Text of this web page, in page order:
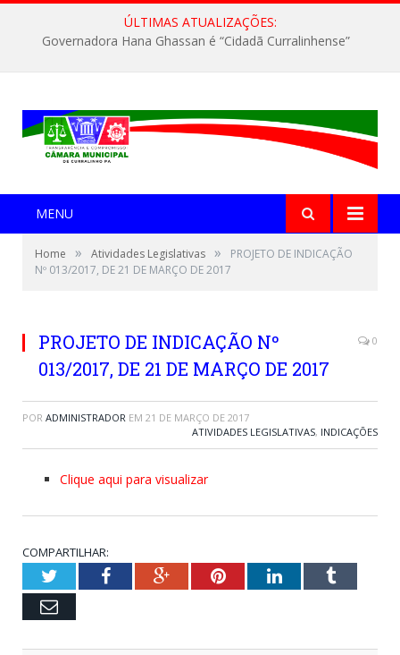
ÚLTIMAS ATUALIZAÇÕES:
Governadora Hana Ghassan é “Cidadã Curralinhense”
MENU
Home » Atividades Legislativas »
PROJETO DE INDICAÇÃO
Nº 013/2017, DE 21 DE MARÇO DE 2017
PROJETO DE INDICAÇÃO Nº
013/2017, DE 21 DE MARÇO DE 2017
0
POR ADMINISTRADOR EM 21 DE MARÇO DE 2017
ATIVIDADES LEGISLATIVAS, INDICAÇÕES
Clique aqui para visualizar
COMPARTILHAR:
TwitterFacebookGoogle+PinterestLinkedInTumblr
Email